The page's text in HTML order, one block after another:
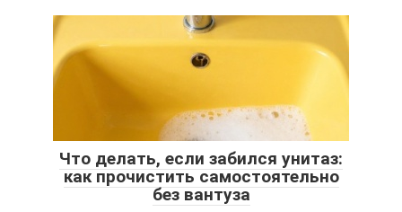
Что делать, если забился унитаз:
как прочистить самостоятельно
без вантуза